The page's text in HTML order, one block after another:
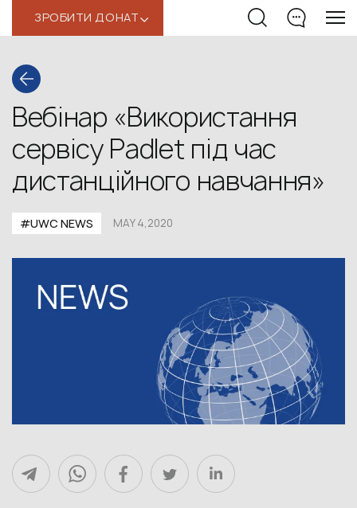
ЗРОБИТИ ДОНАТ‹
Вебінар «Використання
сервісу Padlet під час
дистанційного навчання»
#UWC NEWS MAY 4,2020